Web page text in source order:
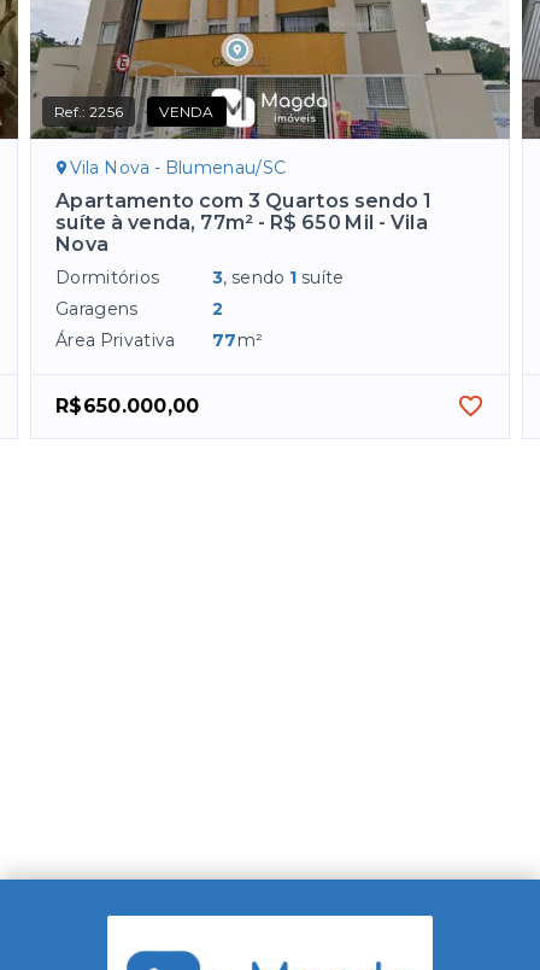
Ref.:2256 VENDA
Vila Nova - Blumenau/SC
Apartamento com 3 Quartos sendo 1
suíte à venda, 77m² - R$ 650 Mil - Vila
Nova
Dormitórios 3, sendo 1 suíte
Garagens
2
Área Privativa
77m²
R$650.000,00